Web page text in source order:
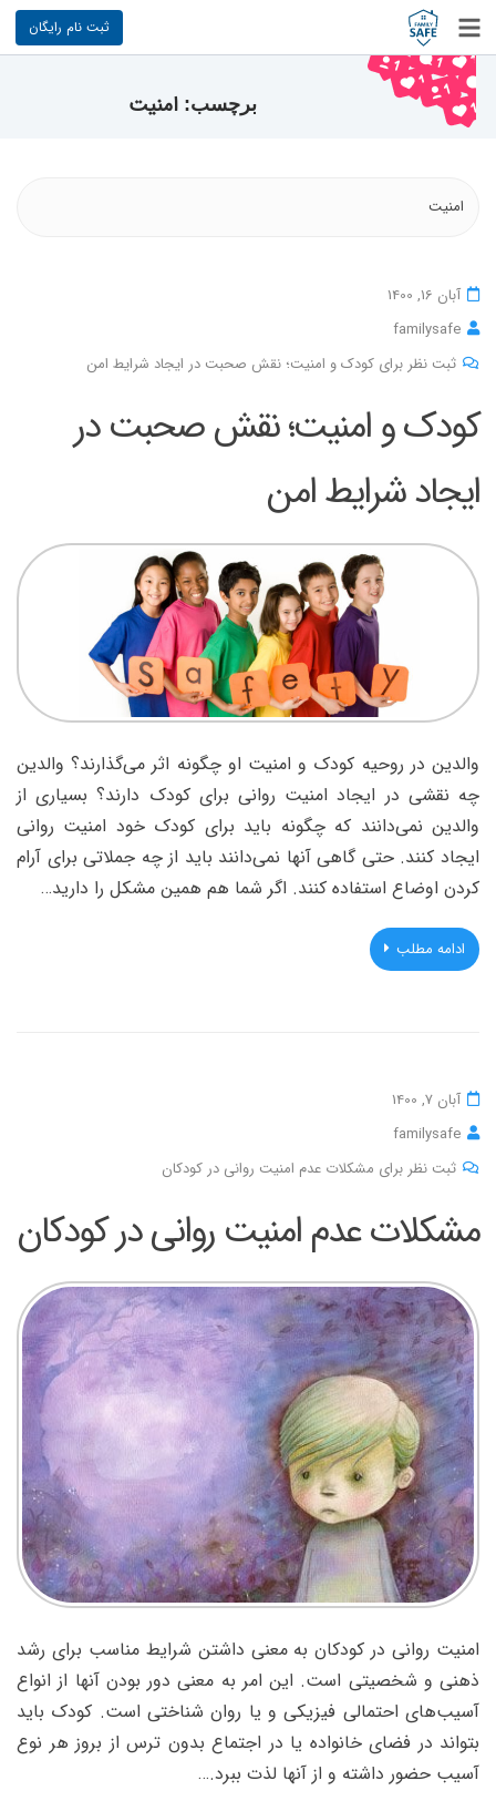
ثبت نام رایگان
برچسب: امنیت
امنیت
آبان 16, 1400
familysafe
ثبت نظر برای کودک و امنیت؛ نقش صحبت در ایجاد شرایط امن
کودک و امنیت؛ نقش صحبت در
ایجاد شرایط امن
والدین در روحیه کودک و امنیت او چگونه اثر می‌گذارند؟‌ والدین
چه نقشی در ایجاد امنیت روانی برای کودک دارند؟ بسیاری از
والدین نمی‌دانند که چگونه باید برای کودک خود امنیت روانی
ایجاد کنند. حتی گاهی آنها نمی‌دانند باید از چه جملاتی برای آرام
کردن اوضاع استفاده کنند. اگر شما هم همین مشکل را دارید…
ادامه مطلب
آبان 7, 1400
familysafe
ثبت نظر برای مشکلات عدم امنیت روانی در کودکان
مشکلات عدم امنیت روانی در کودکان
امنیت روانی در کودکان به معنی داشتن شرایط مناسب برای رشد
ذهنی و شخصیتی است. این امر به معنی دور بودن آنها از انواع
آسیب‌های احتمالی فیزیکی و یا روان شناختی است. کودک باید
بتواند در فضای خانواده یا در اجتماع بدون ترس از بروز هر نوع
آسیب حضور داشته و از آنها لذت ببرد.…